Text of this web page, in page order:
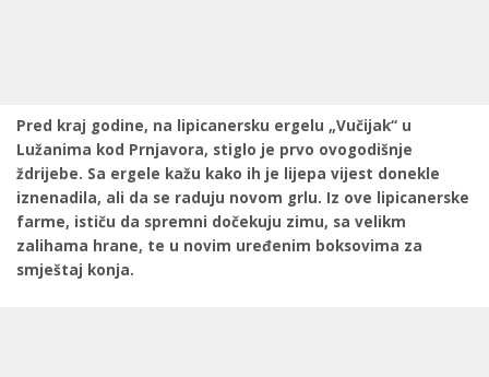
Pred kraj godine, na lipicanersku ergelu „Vučijak“ u
Lužanima kod Prnjavora, stiglo je prvo ovogodišnje
ždrijebe. Sa ergele kažu kako ih je lijepa vijest donekle
iznenadila, ali da se raduju novom grlu. Iz ove lipicanerske
farme, ističu da spremni dočekuju zimu, sa velikm
zalihama hrane, te u novim uređenim boksovima za
smještaj konja.